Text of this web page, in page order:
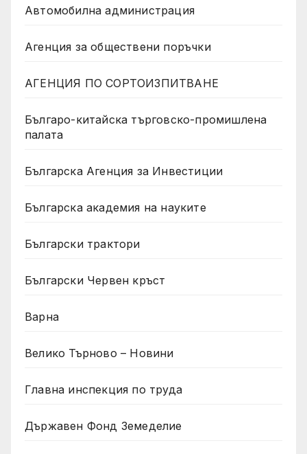
Автомобилна администрация
Агенция за обществени поръчки
АГЕНЦИЯ ПО СОРТОИЗПИТВАНЕ
Българо-китайска търговско-промишлена
палата
Българска Агенция за Инвестиции
Българска академия на науките
Български трактори
Български Червен кръст
Варна
Велико Търново – Новини
Главна инспекция по труда
Държавен Фонд Земеделие